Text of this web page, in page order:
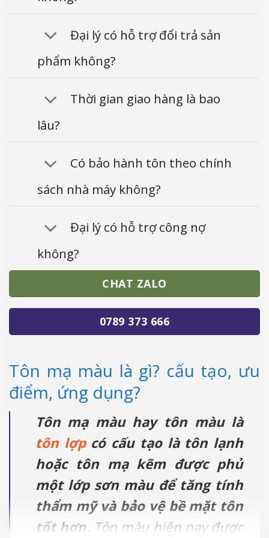
Đại lý có hỗ trợ đổi trả sản
phẩm không?
Thời gian giao hàng là bao
lâu?
Có bảo hành tôn theo chính
sách nhà máy không?
Đại lý có hỗ trợ công nợ
không?
CHAT ZALO
0789 373 666
Tôn mạ màu là gì? cấu tạo, ưu
điểm, ứng dụng?
Tôn mạ màu hay tôn màu là
tôn lợpcó cấu tạo là tôn lạnh
hoặc tôn mạ kẽm được phủ
một lớp sơn màu để tăng tính
thẩm mỹ và bảo vệ bề mặt tôn
tốt hơn. Tôn màu hiện nay được